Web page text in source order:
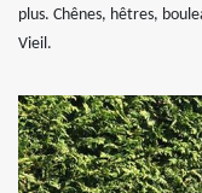
plus. Chênes, hêtres,
Vieil.